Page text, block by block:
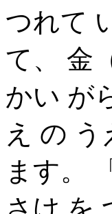
つれて
て、 金
かい が
え の
ます。
さけ を